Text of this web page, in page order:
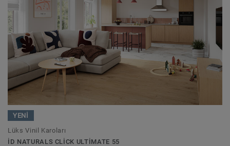
YENİ
Lüks Vinil Karoları
ID NATURALS CLICK ULTIMATE 55